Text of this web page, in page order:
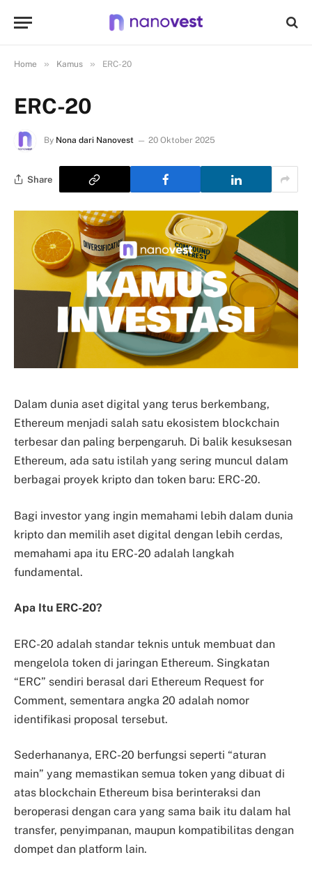
Home » Kamus » ERC-20
ERC-20
By Nona dari Nanovest 20 Oktober 2025
Share
Dalam dunia aset digital yang terus berkembang,
Ethereum menjadi salah satu ekosistem blockchain
terbesar dan paling berpengaruh. Di balik kesuksesan
Ethereum, ada satu istilah yang sering muncul dalam
berbagai proyek kripto dan token baru: ERC-20.
Bagi investor yang ingin memahami lebih dalam dunia
kripto dan memilih aset digital dengan lebih cerdas,
memahami apa itu ERC-20 adalah langkah
fundamental.
Apa Itu ERC-20?
ERC-20 adalah standar teknis untuk membuat dan
mengelola token di jaringan Ethereum. Singkatan
“ERC” sendiri berasal dari Ethereum Request for
Comment, sementara angka 20 adalah nomor
identifikasi proposal tersebut.
Sederhananya, ERC-20 berfungsi seperti “aturan
main” yang memastikan semua token yang dibuat di
atas blockchain Ethereum bisa berinteraksi dan
beroperasi dengan cara yang sama baik itu dalam hal
transfer, penyimpanan, maupun kompatibilitas dengan
dompet dan platform lain.